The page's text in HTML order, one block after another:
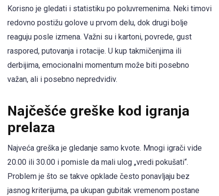
Korisno je gledati i statistiku po poluvremenima. Neki timovi
redovno postižu golove u prvom delu, dok drugi bolje
reaguju posle izmena. Važni su i kartoni, povrede, gust
raspored, putovanja i rotacije. U kup takmičenjima ili
derbijima, emocionalni momentum može biti posebno
važan, ali i posebno nepredvidiv.
Najčešće greške kod igranja
prelaza
Najveća greška je gledanje samo kvote. Mnogi igrači vide
20.00 ili 30.00 i pomisle da mali ulog „vredi pokušati“.
Problem je što se takve opklade često ponavljaju bez
jasnog kriterijuma, pa ukupan gubitak vremenom postane